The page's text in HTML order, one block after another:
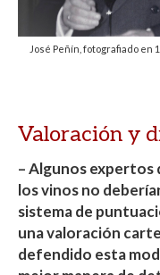
José Peñín, fotografiado en
Valoración y
– Algunos expertos
los vinos no
sistema de
una valoración
defendido esta